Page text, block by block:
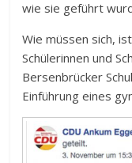
wie sie geführt
Wie müssen sich,
Schülerinnen und
Bersenbrücker
Einführung eines